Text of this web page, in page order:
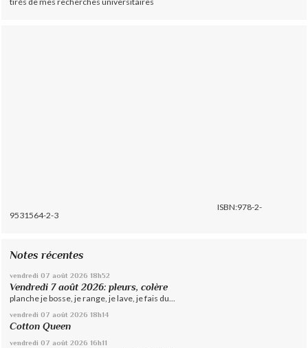
ISBN:978-2-
9531564-2-3
Notes récentes
vendredi 07 août 2026 18h52
Vendredi 7 août 2026: pleurs, colère
planche je bosse, je range, je lave, je fais du...
vendredi 07 août 2026 18h14
Cotton Queen
vendredi 07 août 2026 16h11